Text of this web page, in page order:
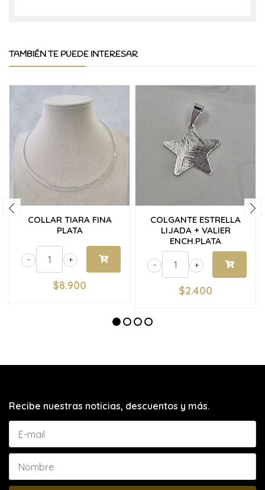
TAMBIÉN TE PUEDE INTERESAR
COLLAR TIARA FINA
PLATA
+
-
$8.900
COLGANTE ESTRELLA
LIJADA + VALIER
ENCH.PLATA
+
-
$2.400
Recibe nuestras noticias, descuentos y más.